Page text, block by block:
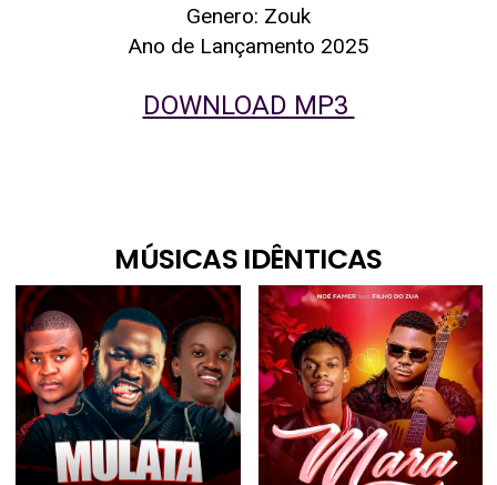
Genero: Zouk
Ano de Lançamento 2025
DOWNLOAD MP3
MÚSICAS IDÊNTICAS